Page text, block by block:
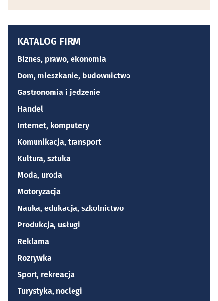
KATALOG FIRM
Biznes, prawo, ekonomia
Dom, mieszkanie, budownictwo
Gastronomia i jedzenie
Handel
Internet, komputery
Komunikacja, transport
Kultura, sztuka
Moda, uroda
Motoryzacja
Nauka, edukacja, szkolnictwo
Produkcja, usługi
Reklama
Rozrywka
Sport, rekreacja
Turystyka, noclegi